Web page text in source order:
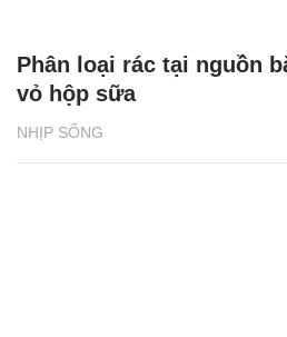
NHỊP SỐNG
Phân loại rác tại nguồn
vỏ hộp sữa